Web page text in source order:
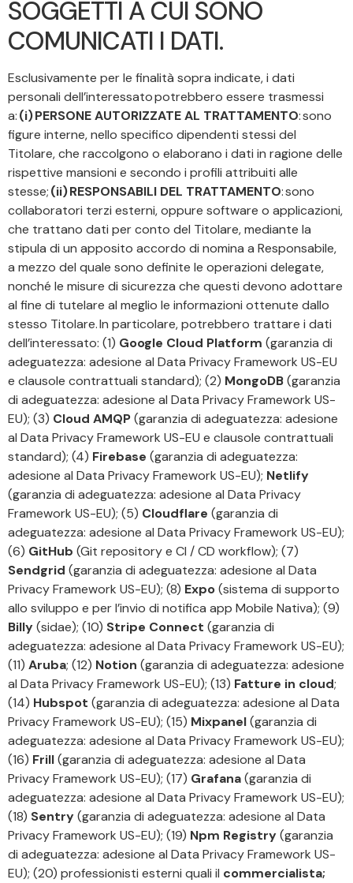
SOGGETTI A CUI SONO
COMUNICATI I DATI.
Esclusivamente per le finalità sopra indicate, i dati
personali dell’interessato potrebbero essere trasmessi
a:(i) PERSONE AUTORIZZATE AL TRATTAMENTO: sono
figure interne, nello specifico dipendenti stessi del
Titolare, che raccolgono o elaborano i dati in ragione delle
rispettive mansioni e secondo i profili attribuiti alle
stesse;(ii) RESPONSABILI DEL TRATTAMENTO: sono
collaboratori terzi esterni, oppure software o applicazioni,
che trattano dati per conto del Titolare, mediante la
stipula di un apposito accordo di nomina a Responsabile,
a mezzo del quale sono definite le operazioni delegate,
nonché le misure di sicurezza che questi devono adottare
al fine di tutelare al meglio le informazioni ottenute dallo
stesso Titolare. In particolare, potrebbero trattare i dati
dell’interessato: (1) Google Cloud Platform (garanzia di
adeguatezza: adesione al Data Privacy Framework US-EU
e clausole contrattuali standard); (2) MongoDB(garanzia
di adeguatezza: adesione al Data Privacy Framework US-
EU); (3) Cloud AMQP(garanzia di adeguatezza: adesione
al Data Privacy Framework US-EU e clausole contrattuali
standard); (4) Firebase (garanzia di adeguatezza:
adesione al Data Privacy Framework US-EU); Netlify
(garanzia di adeguatezza: adesione al Data Privacy
Framework US-EU); (5) Cloudflare (garanzia di
adeguatezza: adesione al Data Privacy Framework US-EU);
(6) GitHub (Git repository e CI / CD workflow); (7)
Sendgrid (garanzia di adeguatezza: adesione al Data
Privacy Framework US-EU); (8) Expo(sistema di supporto
allo sviluppo e per l’invio di notifica app Mobile Nativa); (9)
Billy(sidae); (10) Stripe Connect (garanzia di
adeguatezza: adesione al Data Privacy Framework US-EU);
(11) Aruba; (12) Notion (garanzia di adeguatezza: adesione
al Data Privacy Framework US-EU); (13) Fatture in cloud;
(14) Hubspot (garanzia di adeguatezza: adesione al Data
Privacy Framework US-EU); (15) Mixpanel(garanzia di
adeguatezza: adesione al Data Privacy Framework US-EU);
(16) Frill(garanzia di adeguatezza: adesione al Data
Privacy Framework US-EU); (17) Grafana(garanzia di
adeguatezza: adesione al Data Privacy Framework US-EU);
(18) Sentry(garanzia di adeguatezza: adesione al Data
Privacy Framework US-EU); (19) Npm Registry(garanzia
di adeguatezza: adesione al Data Privacy Framework US-
EU); (20) professionisti esterni quali il commercialista;